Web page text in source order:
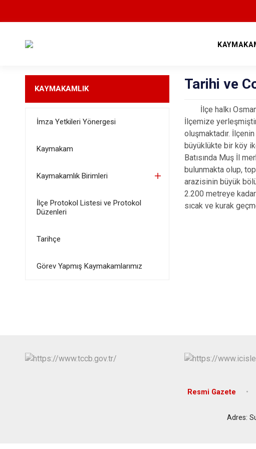
KAYMAKAMLIK
İmza Yetkileri Yönergesi
Kaymakam
Kaymakamlık Birimleri
İlçe Protokol Listesi ve Protokol
Düzenleri
Tarihçe
Görev Yapmış Kaymakamlarımız
Tarihi ve
İlçe halkı
İlçemize
oluşmaktadır.
büyüklükte bir köy
Batısında Muş İl
bulunmakta olup,
arazisinin büyük
2.200 metreye
sıcak ve kurak
Resmi Gazete
Adres: